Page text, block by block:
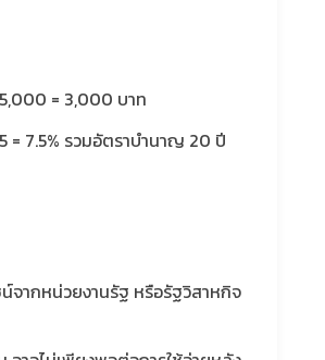
= 3,000 บาท
= 7.5% รวมอัตราบำนาญ 20 ปี
จากหน่วยงานรัฐ หรือรัฐวิสาหกิจ